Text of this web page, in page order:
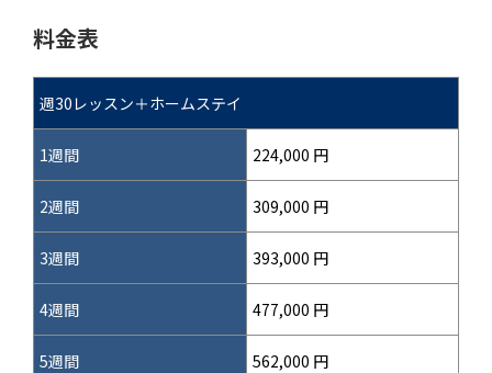
料金表
週30レッスン＋ホームステイ
1週間 224,000 円
2週間 309,000 円
3週間 393,000 円
4週間 477,000 円
5週間 562,000 円